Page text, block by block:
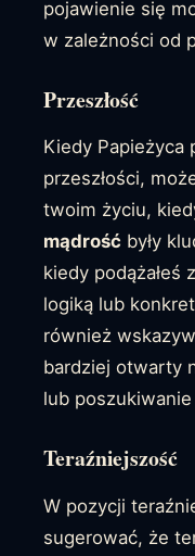
pojawienie się
w zależności od
Przeszłość
Kiedy Papieżyca
przeszłości,
twoim życiu,
mądrość były
kiedy podążałeś
logiką lub
również
bardziej otwarty
lub
Teraźniejszość
W pozycji
sugerować, że